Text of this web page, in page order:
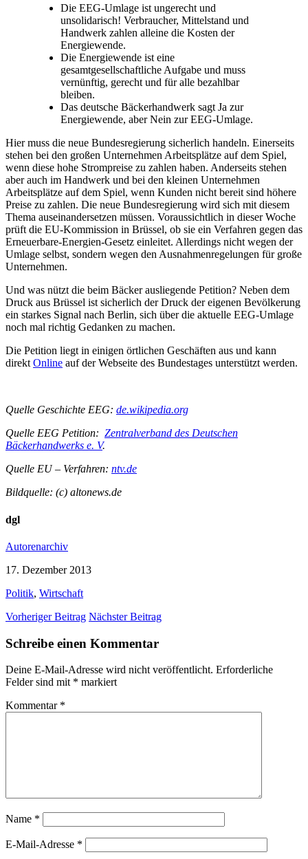
Die EEG-Umlage ist ungerecht und
unsolidarisch! Verbraucher, Mittelstand und
Handwerk zahlen alleine die Kosten der
Energiewende.
Die Energiewende ist eine
gesamtgesellschaftliche Aufgabe und muss
vernünftig, gerecht und für alle bezahlbar
bleiben.
Das deutsche Bäckerhandwerk sagt Ja zur
Energiewende, aber Nein zur EEG-Umlage.
Hier muss die neue Bundesregierung sicherlich handeln. Einerseits
stehen bei den großen Unternehmen Arbeitsplätze auf dem Spiel,
wenn diese hohe Strompreise zu zahlen haben. Anderseits stehen
aber auch im Handwerk und bei den kleinen Unternehmen
Arbeitsplätze auf dem Spiel, wenn Kunden nicht bereit sind höhere
Preise zu zahlen. Die neue Bundesregierung wird sich mit diesem
Thema auseinandersetzen müssen. Voraussichtlich in dieser Woche
prüft die EU-Kommission in Brüssel, ob sie ein Verfahren gegen das
Erneuerbare-Energien-Gesetz einleitet. Allerdings nicht wegen der
Umlage selbst, sondern wegen den Ausnahmenregelungen für große
Unternehmen.
Und was nützt die beim Bäcker ausliegende Petition? Neben dem
Druck aus Brüssel ist sicherlich der Druck der eigenen Bevölkerung
ein starkes Signal nach Berlin, sich über die aktuelle EEG-Umlage
noch mal richtig Gedanken zu machen.
Die Petition liegt in einigen örtlichen Geschäften aus und kann
direkt Online auf der Webseite des Bundestages unterstützt werden.
Quelle Geschichte EEG: de.wikipedia.org
Quelle EEG Petition: Zentralverband des Deutschen
Bäckerhandwerks e. V.
Quelle EU – Verfahren: ntv.de
Bildquelle: (c) altonews.de
dgl
Autorenarchiv
17. Dezember 2013
Politik, Wirtschaft
Vorheriger Beitrag Nächster Beitrag
Schreibe einen Kommentar
Deine E-Mail-Adresse wird nicht veröffentlicht. Erforderliche
Felder sind mit * markiert
Kommentar *
Name *
E-Mail-Adresse *